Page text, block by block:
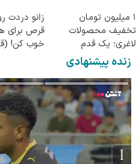
۱ میلیون تومان
تخفیف محصولات
لاغری؛ یک قدم
نزدیک‌تر به شروع
کاهش وزن
زانو دردت
قرص برای
خوب کن!
زنده پیشنهادی